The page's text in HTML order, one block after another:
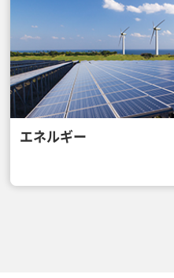
エネルギー